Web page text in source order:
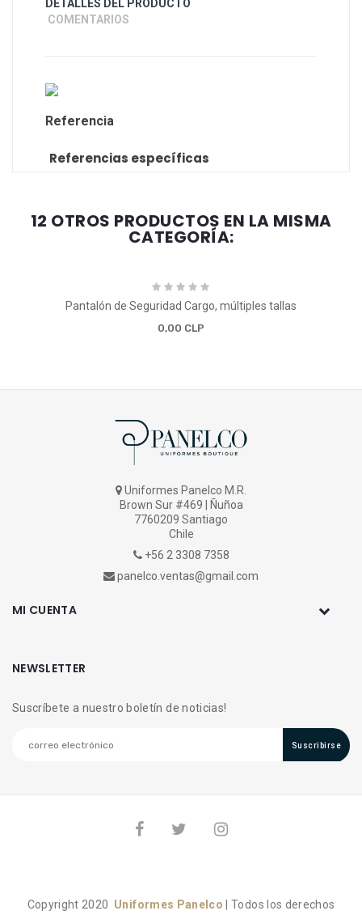
DETALLES DEL PRODUCTO
COMENTARIOS
Referencia
Referencias específicas
12 OTROS PRODUCTOS EN LA MISMA
CATEGORÍA:
Pantalón de Seguridad Cargo, múltiples tallas
0,00 CLP
Uniformes Panelco M.R.
Brown Sur #469 | Ñuñoa
7760209 Santiago
Chile
+56 2 3308 7358
panelco.ventas@gmail.com
MI CUENTA
NEWSLETTER
Suscríbete a nuestro boletín de noticias!
Suscribirse
Copyright 2020 Uniformes Panelco | Todos los derechos